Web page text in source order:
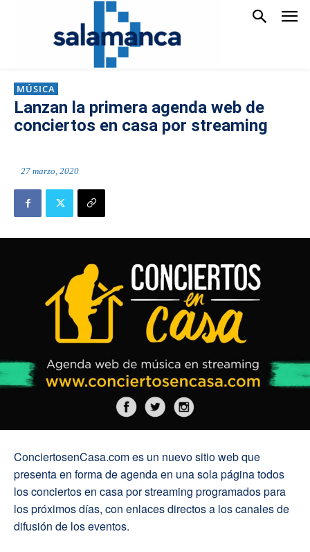
MÚSICA
Lanzan la primera agenda web de
conciertos en casa por streaming
27 marzo, 2020
ConciertosenCasa.com es un nuevo sitio web que
presenta en forma de agenda en una sola página todos
los conciertos en casa por streaming programados para
los próximos días, con enlaces directos a los canales de
difusión de los eventos.